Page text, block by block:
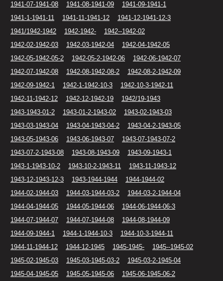
1941-07-1941-08
1941-08-1941-09
1941-09-1941-1
1941-1-1941-11
1941-11-1941-12
1941-12-1941-12-3
1941/1942-1942
1942-1942-
1942--1942-02
1942-02-1942-03
1942-03-1942-04
1942-04-1942-05
1942-05-1942-05-2
1942-05-2-1942-06
1942-06-1942-07
1942-07-1942-08
1942-08-1942-08-2
1942-08-2-1942-09
1942-09-1942-1
1942-1-1942-10-3
1942-10-3-1942-11
1942-11-1942-12
1942-12-1942-19
1942/19-1943
1943-1943-01-2
1943-01-2-1943-02
1943-02-1943-03
1943-03-1943-04
1943-04-1943-04-2
1943-04-2-1943-05
1943-05-1943-06
1943-06-1943-07
1943-07-1943-07-2
1943-07-2-1943-08
1943-08-1943-09
1943-09-1943-1
1943-1-1943-10-2
1943-10-2-1943-11
1943-11-1943-12
1943-12-1943-12-3
1943-1944-1944
1944-1944-02
1944-02-1944-03
1944-03-1944-03-2
1944-03-2-1944-04
1944-04-1944-05
1944-05-1944-06
1944-06-1944-06-3
1944-07-1944-07
1944-07-1944-08
1944-08-1944-09
1944-09-1944-1
1944-1-1944-10-3
1944-10-3-1944-11
1944-11-1944-12
1944-12-1945 1945-1945-
1945--1945-02
1945-02-1945-03
1945-03-1945-03-2
1945-03-2-1945-04
1945-04-1945-05
1945-05-1945-06
1945-06-1945-06-2